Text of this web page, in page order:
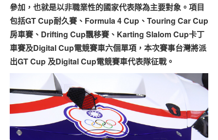
參加，也就是以非職業性的國家代表隊為主要對象。項目
包括GT Cup耐久賽、Formula 4 Cup、Touring Car Cup
房車賽、Drifting Cup飄移賽、Karting Slalom Cup卡丁
車賽及Digital Cup電競賽車六個單項，本次賽事台灣將派
出GT Cup 及Digital Cup電競賽車代表隊征戰。